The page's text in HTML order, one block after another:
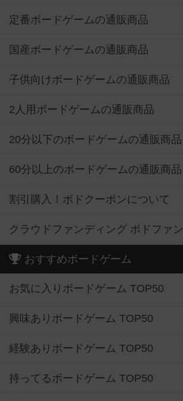
定番ボードゲームの通販商品
国産ボードゲームの通販商品
子供向けボードゲームの通販商品
2人用ボードゲームの通販商品
20分以下のボードゲームの通販商品
60分以上のボードゲームの通販商品
割引購入！ボドクーポンについて
クラウドファンディング ボドファン
おすすめボードゲーム
お気に入りボードゲーム TOP50
興味ありボードゲーム TOP50
経験ありボードゲーム TOP50
持ってるボードゲーム TOP50